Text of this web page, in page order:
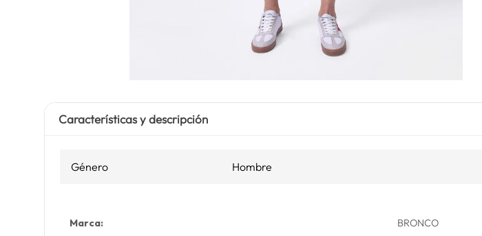
Características y descripción
Género Hombre
Marca: BRONCO